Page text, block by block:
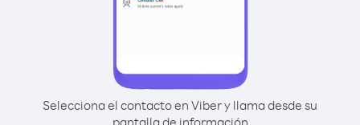
Selecciona el contacto en Viber y llama desde su
pantalla de información